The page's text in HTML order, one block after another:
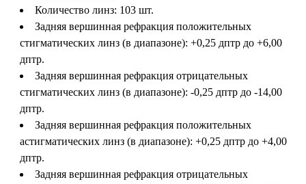
Количество линз: 103 шт.
Задняя вершинная рефракция положительных
стигматических линз (в диапазоне): +0,25 дптр до +6,00
дптр.
Задняя вершинная рефракция отрицательных
стигматических линз (в диапазоне): -0,25 дптр до -14,00
дптр.
Задняя вершинная рефракция положительных
астигматических линз (в диапазоне): +0,25 дптр до +4,00
дптр.
Задняя вершинная рефракция отрицательных